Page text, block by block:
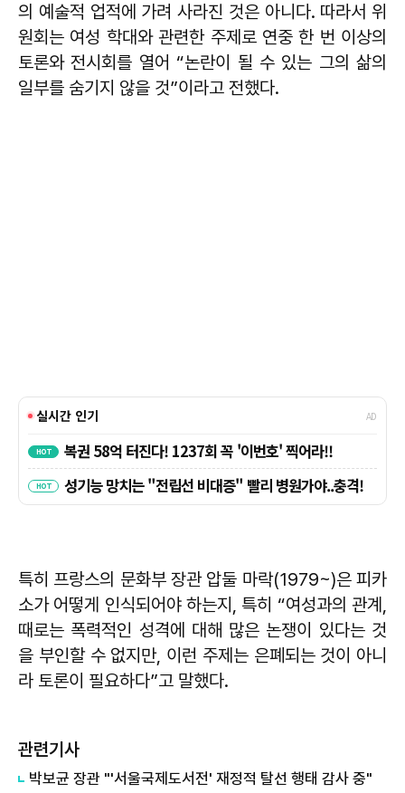
의 예술적 업적에 가려 사라진 것은 아니다. 따라서 위
원회는 여성 학대와 관련한 주제로 연중 한 번 이상의
토론와 전시회를 열어 “논란이 될 수 있는 그의 삶의
일부를 숨기지 않을 것”이라고 전했다.
특히 프랑스의 문화부 장관 압둘 마락(1979~)은 피카
소가 어떻게 인식되어야 하는지, 특히 “여성과의 관계,
때로는 폭력적인 성격에 대해 많은 논쟁이 있다는 것
을 부인할 수 없지만, 이런 주제는 은폐되는 것이 아니
라 토론이 필요하다”고 말했다.
관련기사
박보균 장관 "'서울국제도서전' 재정적 탈선 행태 감사 중"